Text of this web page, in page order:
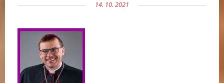
14. 10. 2021